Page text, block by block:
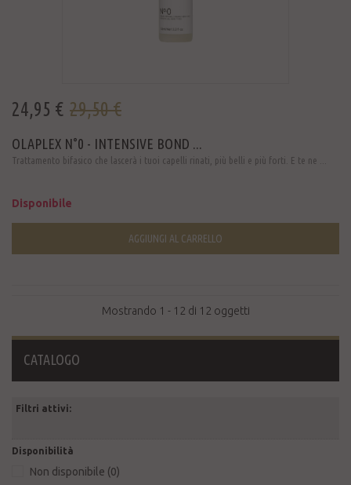
24,95 € 29,50 €
OLAPLEX N°0 - INTENSIVE BOND ...
Trattamento bifasico che lascerà i tuoi capelli rinati, più belli e più forti. E te ne ...
Disponibile
AGGIUNGI AL CARRELLO
Mostrando 1 - 12 di 12 oggetti
CATALOGO
Filtri attivi:
Disponibilità
Non disponibile (0)